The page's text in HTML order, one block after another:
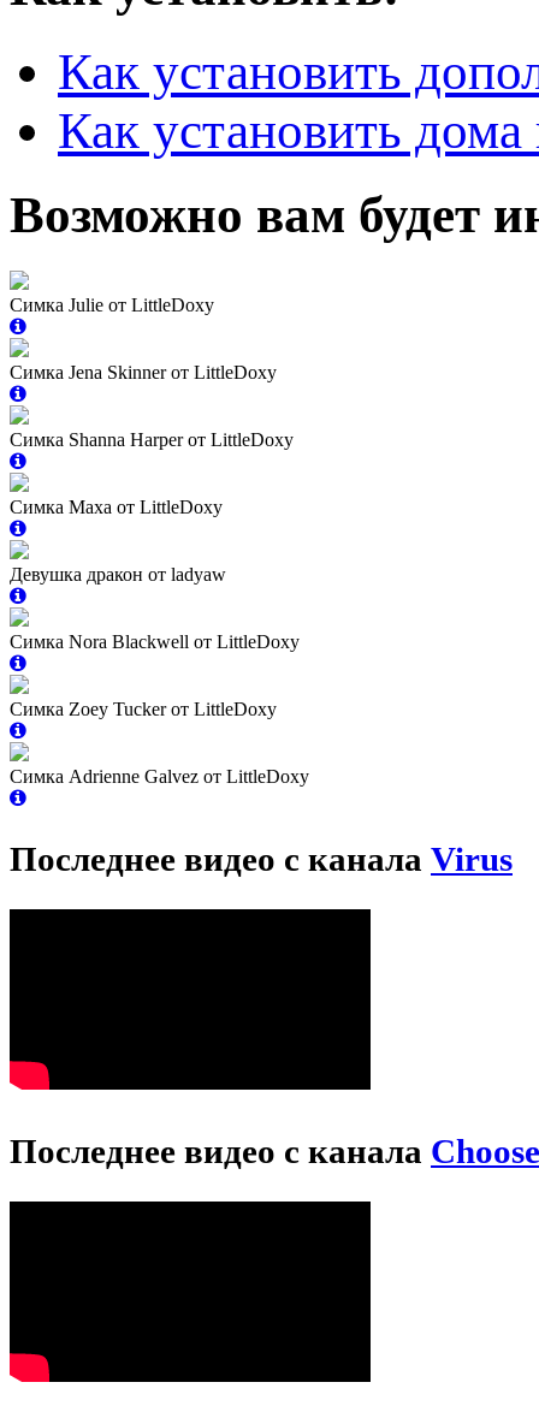
Как установить
Как установить
Возможно вам будет
Симка Julie от LittleDoxy
Симка Jena Skinner от LittleDoxy
Симка Shanna Harper от LittleDoxy
Симка Maxa от LittleDoxy
Девушка дракон от ladyaw
Симка Nora Blackwell от LittleDoxy
Симка Zoey Tucker от LittleDoxy
Симка Adrienne Galvez от LittleDoxy
Последнее видео с канала Virus
Последнее видео с канала